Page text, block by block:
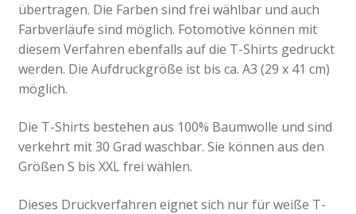
übertragen. Die Farben sind frei wählbar und auch
Farbverläufe sind möglich. Fotomotive können mit
diesem Verfahren ebenfalls auf die T-Shirts gedruckt
werden. Die Aufdruckgröße ist bis ca. A3 (29 x 41 cm)
möglich.
Die T-Shirts bestehen aus 100% Baumwolle und sind
verkehrt mit 30 Grad waschbar. Sie können aus den
Größen S bis XXL frei wählen.
Dieses Druckverfahren eignet sich nur für weiße T-